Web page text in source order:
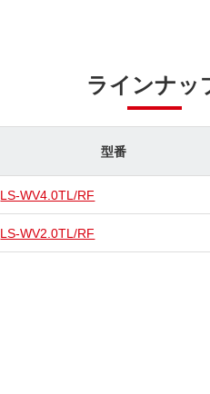
ラインナッ
型番
LS-WV4.0TL/RF
LS-WV2.0TL/RF